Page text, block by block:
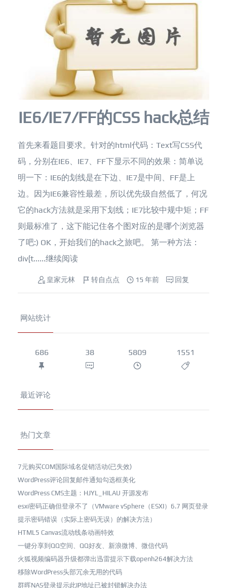
IE6/IE7/FF的CSS hack总结
首先来看题目要求。针对的html代码：Text写CSS代
码，分别在IE6、IE7、FF下显示不同的效果：简单说
明一下：IE6的划线是在下边、IE7是中间、FF是上
边。因为IE6兼容性最差，所以优先级自然低了，何况
它的hack方法就是采用下划线；IE7比较中规中矩；FF
则最标准了，这下能记住各个图对应的是哪个浏览器
了吧:) OK，开始我们的hack之旅吧。 第一种方法：
div{t......继续阅读
皇家元林 转自点点 15 年前 回复
网站统计
686 38 5809 1551
最近评论
热门文章
7元购买COM国际域名促销活动(已失效)
WordPress评论回复邮件通知勾选框美化
WordPress CMS主题：HJYL_HILAU 开源发布
esxi密码正确但登录不了（VMware vSphere（ESXI）6.7 网页登录
提示密码错误（实际上密码无误）的解决方法）
HTML5 Canvas流动线条动画特效
一键分享到QQ空间、QQ好友、新浪微博、微信代码
火狐视频编码器升级都弹出迅雷提示下载openh264解决方法
移除WordPress头部冗余无用的代码
群晖NAS登录提示此IP地址已被封锁解决办法